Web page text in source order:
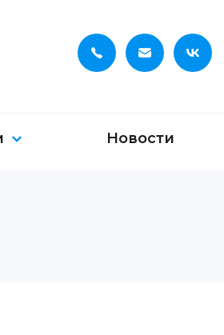
Новости